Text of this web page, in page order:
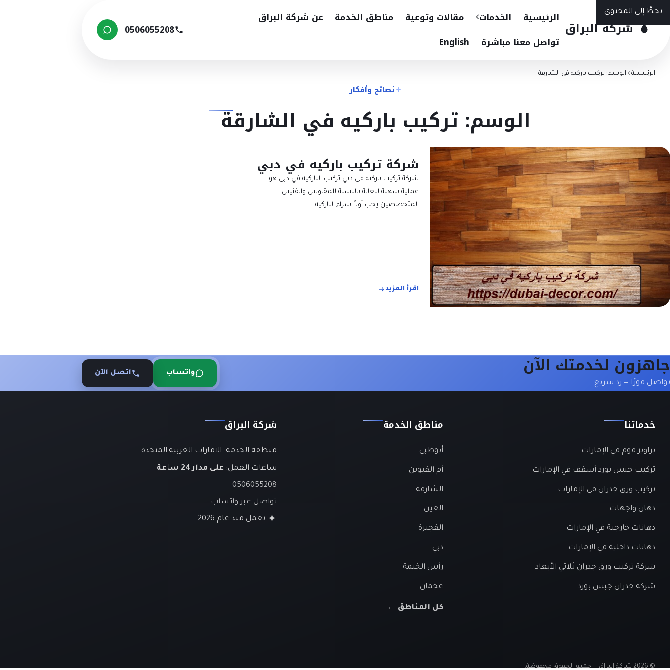
تخطَّ إلى المحتوى
شركة البراق
الرئيسية الخدمات مقالات وتوعية مناطق الخدمة
عن شركة البراق
تواصل معنا مباشرة
English
0506055208
الرئيسية › الوسم: تركيب باركيه في الشارقة
نصائح وأفكار
الوسم: تركيب باركيه في الشارقة
شركة تركيب باركيه في دبي
شركة تركيب باركيه في دبي تركيب الباركيه في دبي هو
عملية سهلة للغاية بالنسبة للمقاولين والفنيين
المتخصصين يجب أولاً شراء الباركيه…
اقرأ المزيد
جاهزون لخدمتك الآن
تواصل فورًا — رد سريع.
واتساب اتصل الآن
خدماتنا
براويز فوم في الإمارات
تركيب جبس بورد أسقف في الإمارات
تركيب ورق جدران في الإمارات
دهان واجهات
دهانات خارجية في الإمارات
دهانات داخلية في الإمارات
شركة تركيب ورق جدران ثلاثي الأبعاد
شركة جدران جبس بورد
مناطق الخدمة
أبوظبي
أم القيوين
الشارقة
العين
الفجيرة
دبي
رأس الخيمة
عجمان
كل المناطق ←
شركة البراق
منطقة الخدمة: الامارات العربية المتحدة
ساعات العمل: على مدار 24 ساعة
0506055208
تواصل عبر واتساب
نعمل منذ عام 2026
© 2026 شركة البراق — جميع الحقوق محفوظة.